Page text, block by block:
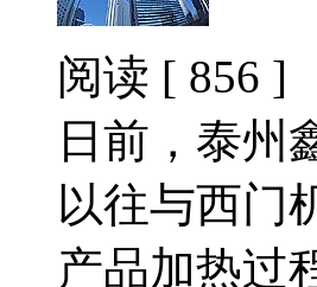
阅读 [ 856 ]
日前，泰州
以往与西门
产品加热过